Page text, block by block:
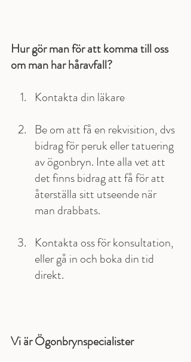
Hur gör man för att komma till oss
om man har håravfall?
Kontakta din läkare
Be om att få en rekvisition, dvs
bidrag för peruk eller tatuering
av ögonbryn. Inte alla vet att
det finns bidrag att få för att
återställa sitt utseende när
man drabbats.
Kontakta oss för konsultation,
eller gå in och boka din tid
direkt.
Vi är Ögonbrynspecialister